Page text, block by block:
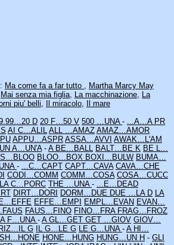
Ma come fa a far tutto , Martha Marcy May
Mai senza mia figlia, La macchinazione, La
piu' belli, Il miracolo,
Il mare
D 20 F…50 V 500 …UNA - ...A…A PR
AI C…ALIL ALL …AMAZ AMAZ…AMOR
APPU…ASPR ASSA…AVVI AWAK…L'AM
UN A…UN'A- A BE…BALL BALT…BE K BE L…
BLOO…BOX BOXI…BULW BUMA…
- ...C…CAPT CAPT…CAVA CAVA…CHE
CODI…COMM COMM…COSA COSA…CUCC
LA C…PORC THE …UNA - ...E…DEAD
DIRT…DORI DORM…DUE DUE …LA D LA
EFFE…EMPI EMPL…EVAN EVAN…
FAUS…FINO FINO…FRA FRAG…FROZ
F…UNA - A GL…GET GET …GIOV GIOV…
G IL G…LE G LE G…UNA - A HI…
HONE…HUNG HUNG…UN H - GLI